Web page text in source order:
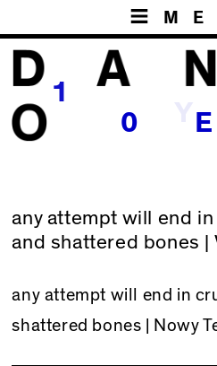
1
0 E
any attempt will end
and shattered bones |
any attempt will end in
shattered bones | Nowy